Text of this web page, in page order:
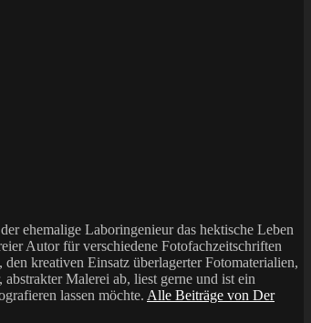
ehemalige Laboringenieur das hektische Leben
Autor für verschiedene Fotofachzeitschriften
kreativen Einsatz überlagerter Fotomaterialien,
Malerei ab, liest gerne und ist ein
lassen möchte. Alle Beiträge von Der